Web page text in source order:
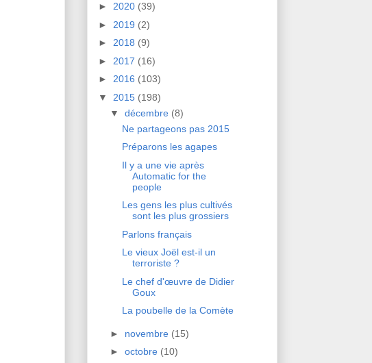
► 2020 (39)
► 2019 (2)
► 2018 (9)
► 2017 (16)
► 2016 (103)
▼ 2015 (198)
▼ décembre (8)
Ne partageons pas 2015
Préparons les agapes
Il y a une vie après
Automatic for the
people
Les gens les plus cultivés
sont les plus grossiers
Parlons français
Le vieux Joël est-il un
terroriste ?
Le chef d'œuvre de Didier
Goux
La poubelle de la Comète
► novembre (15)
► octobre (10)